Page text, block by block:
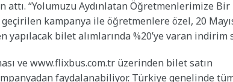
“Yolumuzu Aydınlatan Öğretmenlerimize Bir
kampanya ile öğretmenlere özel, 20
bilet alımlarında %20’ye varan indirim
ve www.flixbus.com.tr üzerinden bilet satın
faydalanabiliyor. Türkiye genelinde